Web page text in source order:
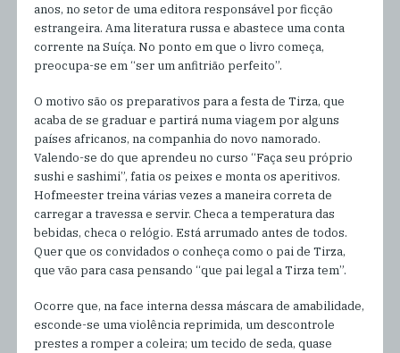
anos, no setor de uma editora responsável por ficção
estrangeira. Ama literatura russa e abastece uma conta
corrente na Suíça. No ponto em que o livro começa,
preocupa-se em “ser um anfitrião perfeito”.
O motivo são os preparativos para a festa de Tirza, que
acaba de se graduar e partirá numa viagem por alguns
países africanos, na companhia do novo namorado.
Valendo-se do que aprendeu no curso “Faça seu próprio
sushi e sashimi”, fatia os peixes e monta os aperitivos.
Hofmeester treina várias vezes a maneira correta de
carregar a travessa e servir. Checa a temperatura das
bebidas, checa o relógio. Está arrumado antes de todos.
Quer que os convidados o conheça como o pai de Tirza,
que vão para casa pensando “que pai legal a Tirza tem”.
Ocorre que, na face interna dessa máscara de amabilidade,
esconde-se uma violência reprimida, um descontrole
prestes a romper a coleira; um tecido de seda, quase